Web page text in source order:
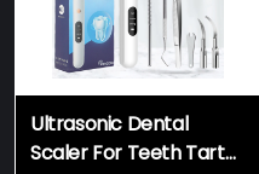
Ultrasonic Dental
Scaler For Teeth Tartar